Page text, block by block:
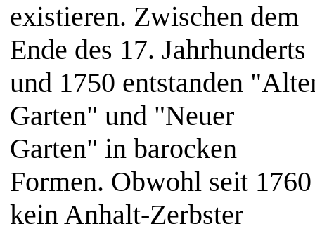
existieren. Zwischen dem
Ende des 17. Jahrhunderts
und 1750 entstanden
Garten" und "Neuer
Garten" in barocken
Formen. Obwohl seit 1760
kein Anhalt-Zerbster